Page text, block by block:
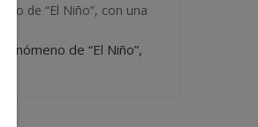
de “El Niño”, con una
de “El Niño”,